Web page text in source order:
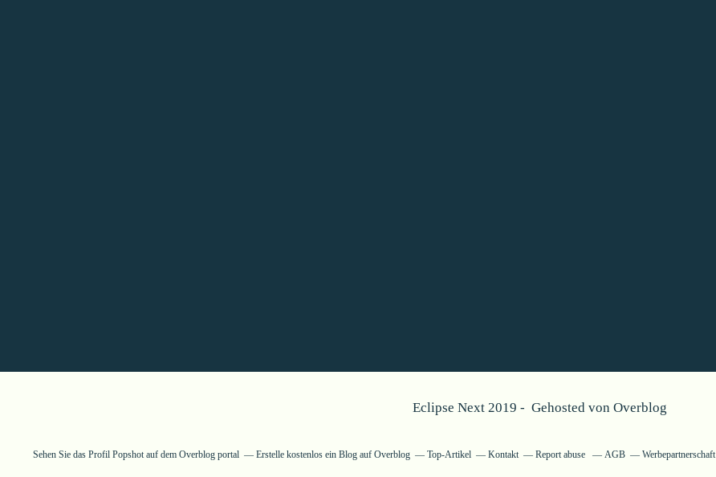
Eclipse Next 2019 - Gehosted von Overblog
Sehen Sie das Profil Popshotauf dem Overblog portal Erstelle kostenlos ein Blog auf Overblog Top-Artikel Kontakt Report abuse AGB Werbepartnerschaft